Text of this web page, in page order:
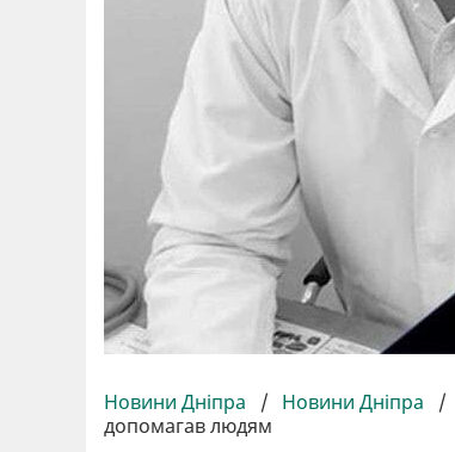
Новини Дніпра / Новини Дніпра /
допомагав людям